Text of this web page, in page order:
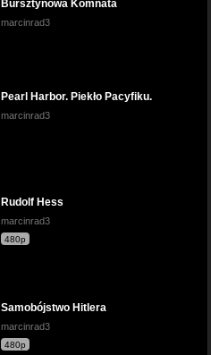
Bursztynowa Komnata
marcinrad3
Pearl Harbor. Piekło Pacyfiku.
marcinrad3
Rudolf Hess
marcinrad3
480p
Samobójstwo Hitlera
marcinrad3
480p